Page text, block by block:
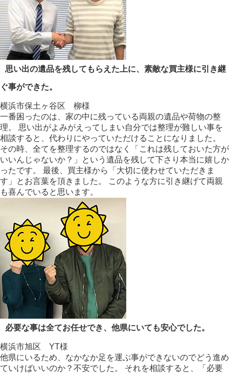
思い出の遺品を残してもらえた上に、素敵な買主様に引き継
ぐ事ができた。
横浜市保土ヶ谷区 柳様
一番困ったのは、家の中に残っている両親の遺品や荷物の整
理。 思い出がよみがえってしまい自分では整理が難しい事を
相談すると、代わりにやっていただけることになりました。
その時、全てを整理するのではなく「これは残しておいた方が
いいんじゃないか？」という遺品を残して下さり本当に嬉しか
ったです。 最後、買主様から「大切に使わせていただきま
す」とお言葉を頂きました。 このような方に引き継げて両親
も喜んでいると思います。
必要な事は全てお任せでき、他県にいても安心でした。
横浜市旭区 YT様
他県にいるため、なかなか足を運ぶ事ができないのでどう進め
ていけばいいのか？不安でした。 それを相談すると、「必要